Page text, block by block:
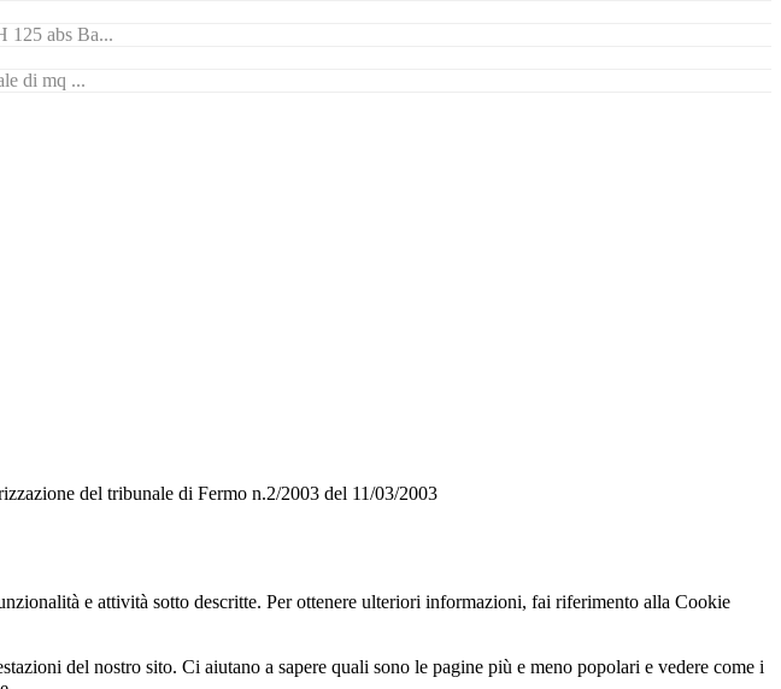
125 abs Ba...
di mq ...
del tribunale di Fermo n.2/2003 del 11/03/2003
e attività sotto descritte. Per ottenere ulteriori informazioni, fai riferimento alla Cookie
del nostro sito. Ci aiutano a sapere quali sono le pagine più e meno popolari e vedere come i